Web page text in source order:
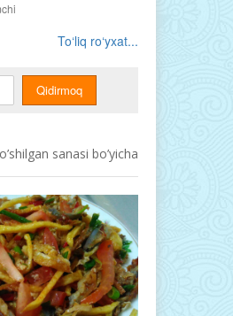
To‘liq ro‘yxat...
sanasi bo’yicha